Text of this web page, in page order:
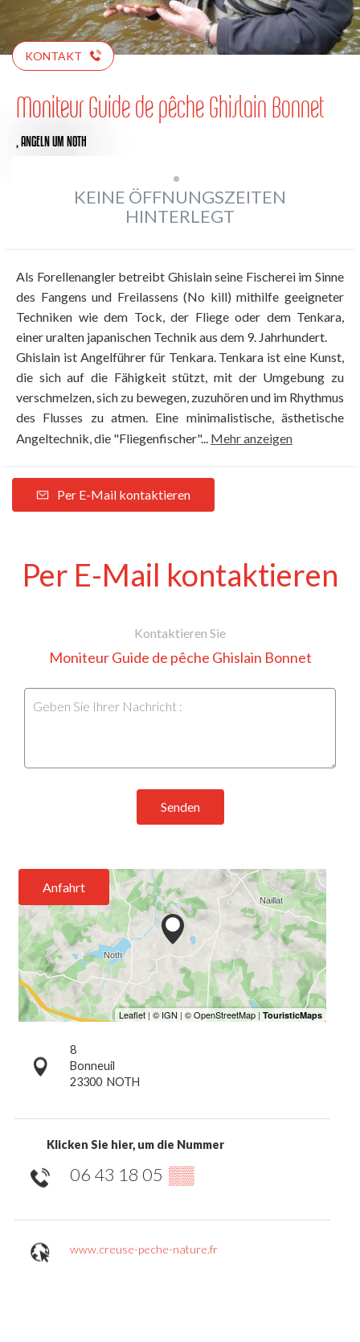
KONTAKT
Moniteur Guide de pêche Ghislain Bonnet
ANGELNUM NOTH
KEINE ÖFFNUNGSZEITEN
HINTERLEGT
Als Forellenangler betreibt Ghislain seine Fischerei im Sinne
des Fangens und Freilassens (No kill) mithilfe geeigneter
Techniken wie dem Tock, der Fliege oder dem Tenkara,
einer uralten japanischen Technik aus dem 9. Jahrhundert.
Ghislain ist Angelführer für Tenkara. Tenkara ist eine Kunst,
die sich auf die Fähigkeit stützt, mit der Umgebung zu
verschmelzen, sich zu bewegen, zuzuhören und im Rhythmus
des Flusses zu atmen. Eine minimalistische, ästhetische
Angeltechnik, die "Fliegenfischer"... Mehr anzeigen
Per E-Mail kontaktieren
Per E-Mail kontaktieren
Kontaktieren Sie
Moniteur Guide de pêche Ghislain Bonnet
Senden
Anfahrt
8
Bonneuil
23300 NOTH
Klicken Sie hier, um die Nummer
06 43 18 05 ▒▒
www.creuse-peche-nature.fr